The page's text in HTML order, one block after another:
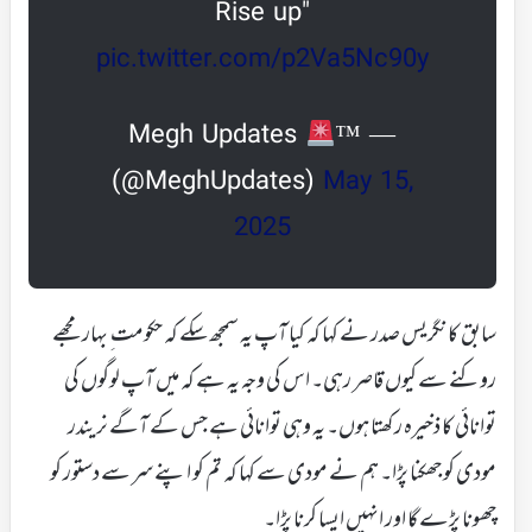
Rise up"
pic.twitter.com/p2Va5Nc90y
— Megh Updates
™
(@MeghUpdates) May 15,
2025
سابق کانگریس صدر نے کہا کہ کیا آپ یہ سمجھ سکے کہ حکومت ِ بہار مجھے
روکنے سے کیوں قاصر رہی۔ اس کی وجہ یہ ہے کہ میں آپ لوگوں کی
توانائی کا ذخیرہ رکھتا ہوں۔ یہ وہی توانائی ہے جس کے آگے نریندر
مودی کو جھکنا پڑا۔ ہم نے مودی سے کہا کہ تم کو اپنے سر سے دستور کو
چھونا پڑے گا اور انہیں ایسا کرنا پڑا۔